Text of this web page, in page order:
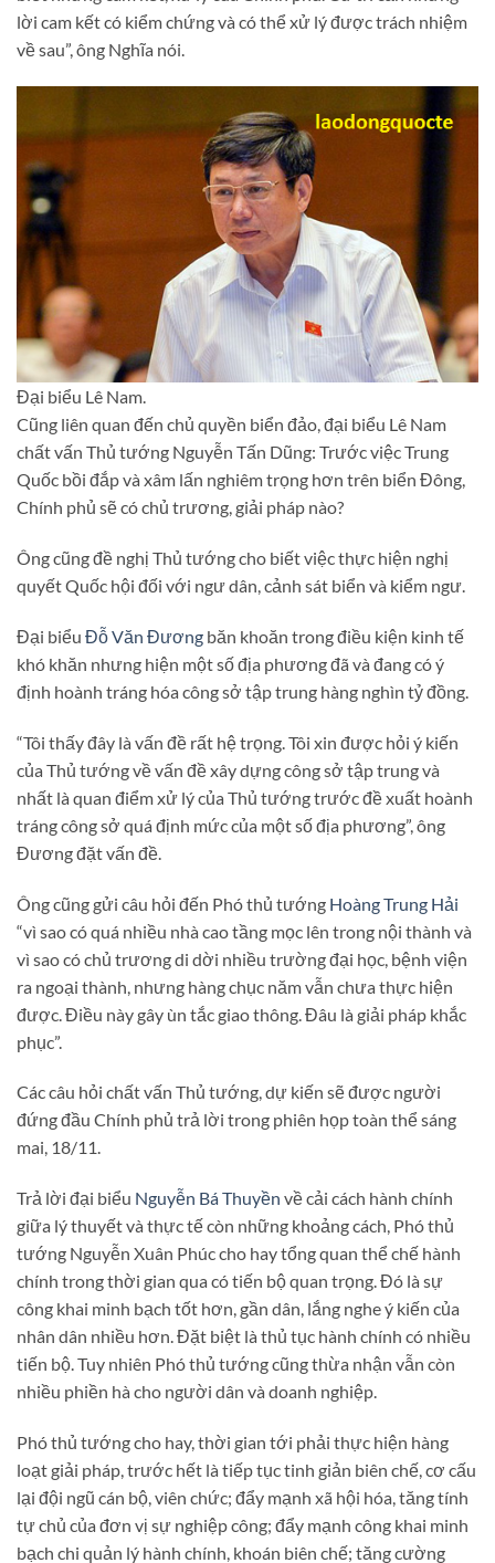
lời cam kết có kiểm chứng và có thể xử lý được trách nhiệm
về sau”, ông Nghĩa nói.
Đại biểu Lê Nam.
Cũng liên quan đến chủ quyền biển đảo, đại biểu Lê Nam
chất vấn Thủ tướng Nguyễn Tấn Dũng: Trước việc Trung
Quốc bồi đắp và xâm lấn nghiêm trọng hơn trên biển Đông,
Chính phủ sẽ có chủ trương, giải pháp nào?
Ông cũng đề nghị Thủ tướng cho biết việc thực hiện nghị
quyết Quốc hội đối với ngư dân, cảnh sát biển và kiểm ngư.
Đại biểu Đỗ Văn Đương băn khoăn trong điều kiện kinh tế
khó khăn nhưng hiện một số địa phương đã và đang có ý
định hoành tráng hóa công sở tập trung hàng nghìn tỷ đồng.
“Tôi thấy đây là vấn đề rất hệ trọng. Tôi xin được hỏi ý kiến
của Thủ tướng về vấn đề xây dựng công sở tập trung và
nhất là quan điểm xử lý của Thủ tướng trước đề xuất hoành
tráng công sở quá định mức của một số địa phương”, ông
Đương đặt vấn đề.
Ông cũng gửi câu hỏi đến Phó thủ tướng Hoàng Trung Hải
“vì sao có quá nhiều nhà cao tầng mọc lên trong nội thành và
vì sao có chủ trương di dời nhiều trường đại học, bệnh viện
ra ngoại thành, nhưng hàng chục năm vẫn chưa thực hiện
được. Điều này gây ùn tắc giao thông. Đâu là giải pháp khắc
phục”.
Các câu hỏi chất vấn Thủ tướng, dự kiến sẽ được người
đứng đầu Chính phủ trả lời trong phiên họp toàn thể sáng
mai, 18/11.
Trả lời đại biểu Nguyễn Bá Thuyền về cải cách hành chính
giữa lý thuyết và thực tế còn những khoảng cách, Phó thủ
tướng Nguyễn Xuân Phúc cho hay tổng quan thể chế hành
chính trong thời gian qua có tiến bộ quan trọng. Đó là sự
công khai minh bạch tốt hơn, gần dân, lắng nghe ý kiến của
nhân dân nhiều hơn. Đặt biệt là thủ tục hành chính có nhiều
tiến bộ. Tuy nhiên Phó thủ tướng cũng thừa nhận vẫn còn
nhiều phiền hà cho người dân và doanh nghiệp.
Phó thủ tướng cho hay, thời gian tới phải thực hiện hàng
loạt giải pháp, trước hết là tiếp tục tinh giản biên chế, cơ cấu
lại đội ngũ cán bộ, viên chức; đẩy mạnh xã hội hóa, tăng tính
tự chủ của đơn vị sự nghiệp công; đẩy mạnh công khai minh
bạch chi quản lý hành chính, khoán biên chế; tăng cường